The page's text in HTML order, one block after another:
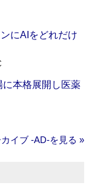
にAIをどれだけ
本格展開し医薬
イブ ‐AD‐を見る »